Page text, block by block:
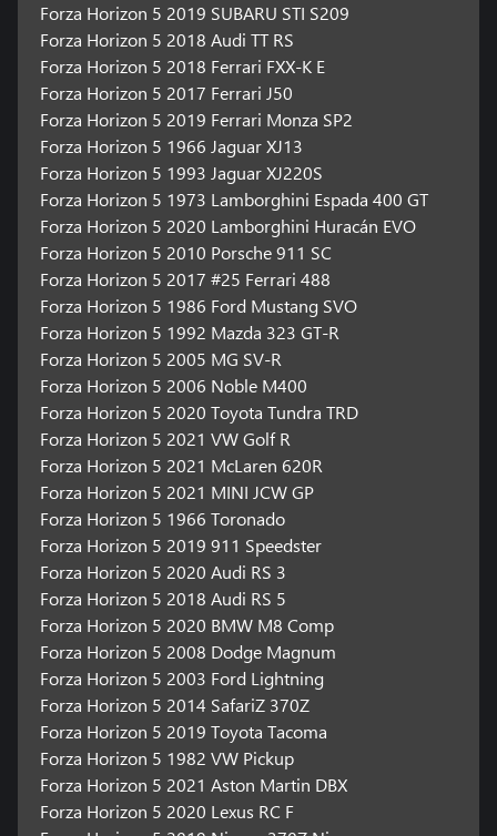
Forza Horizon 5 2019 SUBARU STI S209
Forza Horizon 5 2018 Audi TT RS
Forza Horizon 5 2018 Ferrari FXX-K E
Forza Horizon 5 2017 Ferrari J50
Forza Horizon 5 2019 Ferrari Monza SP2
Forza Horizon 5 1966 Jaguar XJ13
Forza Horizon 5 1993 Jaguar XJ220S
Forza Horizon 5 1973 Lamborghini Espada 400 GT
Forza Horizon 5 2020 Lamborghini Huracán EVO
Forza Horizon 5 2010 Porsche 911 SC
Forza Horizon 5 2017 #25 Ferrari 488
Forza Horizon 5 1986 Ford Mustang SVO
Forza Horizon 5 1992 Mazda 323 GT-R
Forza Horizon 5 2005 MG SV-R
Forza Horizon 5 2006 Noble M400
Forza Horizon 5 2020 Toyota Tundra TRD
Forza Horizon 5 2021 VW Golf R
Forza Horizon 5 2021 McLaren 620R
Forza Horizon 5 2021 MINI JCW GP
Forza Horizon 5 1966 Toronado
Forza Horizon 5 2019 911 Speedster
Forza Horizon 5 2020 Audi RS 3
Forza Horizon 5 2018 Audi RS 5
Forza Horizon 5 2020 BMW M8 Comp
Forza Horizon 5 2008 Dodge Magnum
Forza Horizon 5 2003 Ford Lightning
Forza Horizon 5 2014 SafariZ 370Z
Forza Horizon 5 2019 Toyota Tacoma
Forza Horizon 5 1982 VW Pickup
Forza Horizon 5 2021 Aston Martin DBX
Forza Horizon 5 2020 Lexus RC F